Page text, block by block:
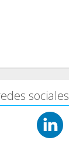
sociales